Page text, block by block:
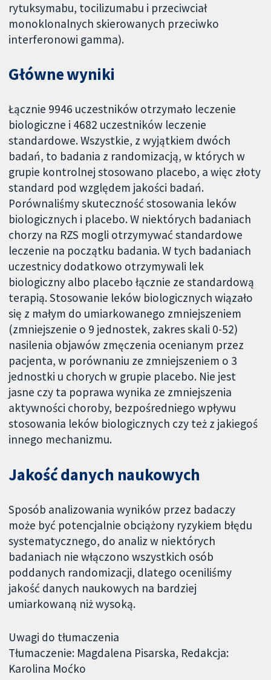
rytuksymabu, tocilizumabu i przeciwciał
monoklonalnych skierowanych przeciwko
interferonowi gamma).
Główne wyniki
Łącznie 9946 uczestników otrzymało leczenie
biologiczne i 4682 uczestników leczenie
standardowe. Wszystkie, z wyjątkiem dwóch
badań, to badania z randomizacją, w których w
grupie kontrolnej stosowano placebo, a więc złoty
standard pod względem jakości badań.
Porównaliśmy skuteczność stosowania leków
biologicznych i placebo. W niektórych badaniach
chorzy na RZS mogli otrzymywać standardowe
leczenie na początku badania. W tych badaniach
uczestnicy dodatkowo otrzymywali lek
biologiczny albo placebo łącznie ze standardową
terapią. Stosowanie leków biologicznych wiązało
się z małym do umiarkowanego zmniejszeniem
(zmniejszenie o 9 jednostek, zakres skali 0-52)
nasilenia objawów zmęczenia ocenianym przez
pacjenta, w porównaniu ze zmniejszeniem o 3
jednostki u chorych w grupie placebo. Nie jest
jasne czy ta poprawa wynika ze zmniejszenia
aktywności choroby, bezpośredniego wpływu
stosowania leków biologicznych czy też z jakiegoś
innego mechanizmu.
Jakość danych naukowych
Sposób analizowania wyników przez badaczy
może być potencjalnie obciążony ryzykiem błędu
systematycznego, do analiz w niektórych
badaniach nie włączono wszystkich osób
poddanych randomizacji, dlatego oceniliśmy
jakość danych naukowych na bardziej
umiarkowaną niż wysoką.
Uwagi do tłumaczenia
Tłumaczenie: Magdalena Pisarska, Redakcja:
Karolina Moćko